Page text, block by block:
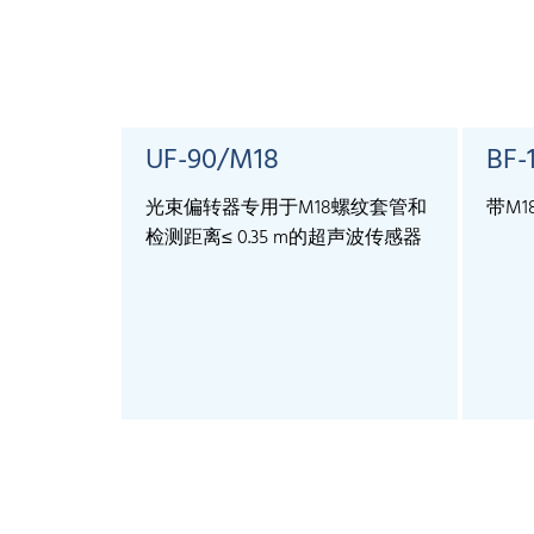
UF-90/M18
光束偏转器专用于M18螺纹套管和
检测距离≤ 0.35 m的超声波传感器
带